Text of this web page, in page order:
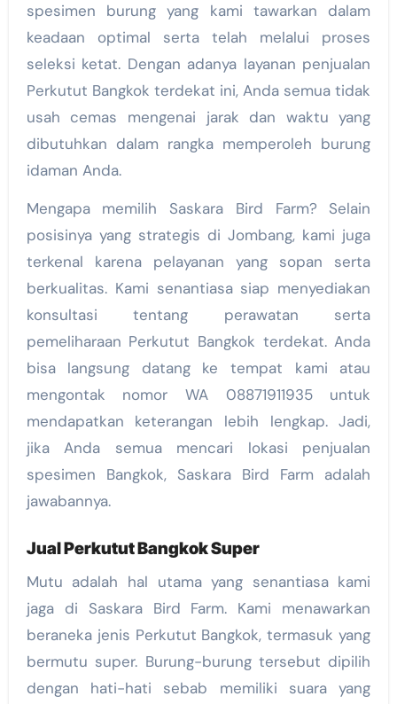
spesimen burung yang kami tawarkan dalam
keadaan optimal serta telah melalui proses
seleksi ketat. Dengan adanya layanan penjualan
Perkutut Bangkok terdekat ini, Anda semua tidak
usah cemas mengenai jarak dan waktu yang
dibutuhkan dalam rangka memperoleh burung
idaman Anda.
Mengapa memilih Saskara Bird Farm? Selain
posisinya yang strategis di Jombang, kami juga
terkenal karena pelayanan yang sopan serta
berkualitas. Kami senantiasa siap menyediakan
konsultasi tentang perawatan serta
pemeliharaan Perkutut Bangkok terdekat. Anda
bisa langsung datang ke tempat kami atau
mengontak nomor WA 08871911935 untuk
mendapatkan keterangan lebih lengkap. Jadi,
jika Anda semua mencari lokasi penjualan
spesimen Bangkok, Saskara Bird Farm adalah
jawabannya.
Jual Perkutut Bangkok Super
Mutu adalah hal utama yang senantiasa kami
jaga di Saskara Bird Farm. Kami menawarkan
beraneka jenis Perkutut Bangkok, termasuk yang
bermutu super. Burung-burung tersebut dipilih
dengan hati-hati sebab memiliki suara yang